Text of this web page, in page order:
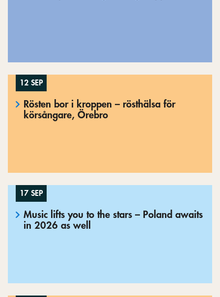
12 SEP
Rösten bor i kroppen – rösthälsa för
körsångare, Örebro
17 SEP
Music lifts you to the stars – Poland awaits
in 2026 as well